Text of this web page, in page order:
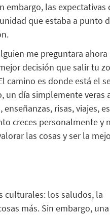
embargo, las
que estaba a punto
.
me preguntara
decisión que salir tu
camino es donde está el
día simplemente veras
risas, viajes,
creces personalmente
las cosas y ser la
culturales: los saludos, la
más. Sin embargo, una